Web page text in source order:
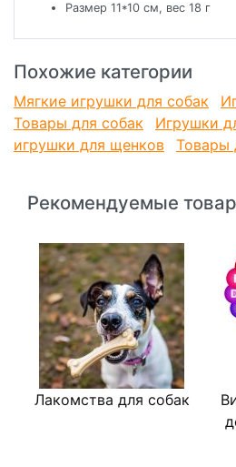
Размер 11*10 см, вес 18 г
Похожие категории
Мягкие игрушки для собак
Товары для собак
Игрушки
игрушки для щенков
Товары
Рекомендуемые
Лакомства для собак